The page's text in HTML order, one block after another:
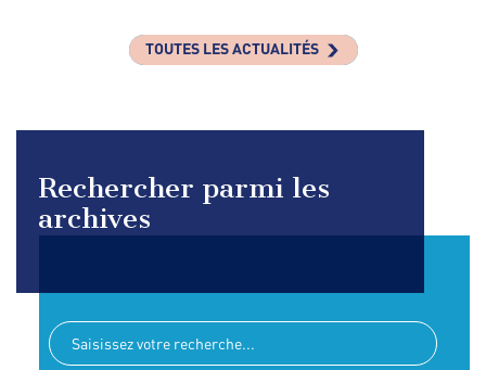
TOUTES LES ACTUALITÉS
Rechercher parmi les
archives